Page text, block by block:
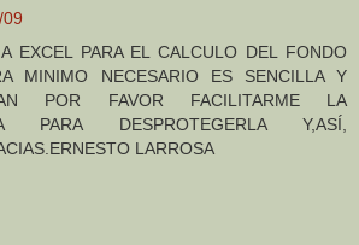
EXCEL PARA EL CALCULO DEL FONDO
MINIMO NECESARIO ES SENCILLA Y
POR FAVOR FACILITARME LA
PARA DESPROTEGERLA Y,ASÍ,
LARROSA